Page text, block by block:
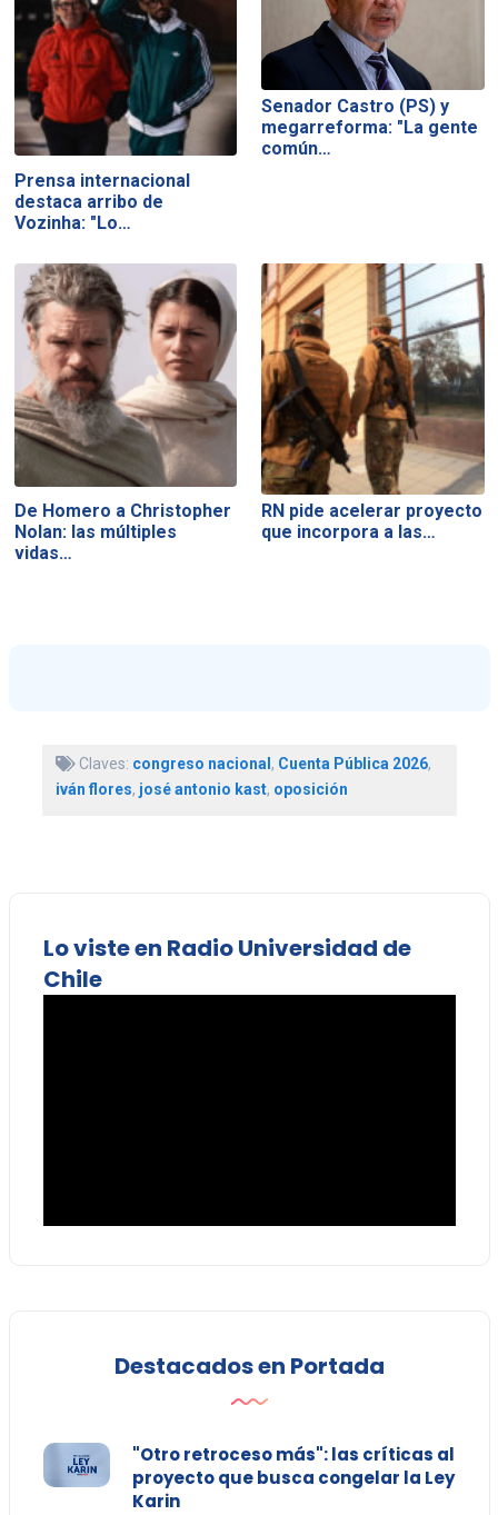
Prensa internacional
destaca arribo de
Vozinha: "Lo…
Senador Castro (PS) y
megarreforma: "La gente
común…
De Homero a Christopher
Nolan: las múltiples
vidas…
RN pide acelerar proyecto
que incorpora a las…
Claves: congreso nacional, Cuenta Pública 2026,
iván flores, josé antonio kast, oposición
Lo viste en Radio Universidad de
Chile
Destacados en Portada
"Otro retroceso más": las críticas al
proyecto que busca congelar la Ley
Karin